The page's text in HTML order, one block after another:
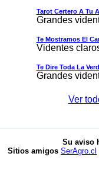
Tarot Certero A Tu
Grandes
Te Mostramos El
Videntes
Te Dire Toda La
Grandes
Ver
Su aviso
Sitios amigos SerAgro.cl